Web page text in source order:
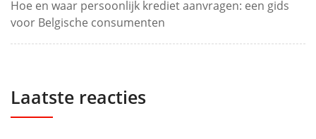
Hoe en waar persoonlijk krediet aanvragen: een gids
voor Belgische consumenten
Laatste reacties